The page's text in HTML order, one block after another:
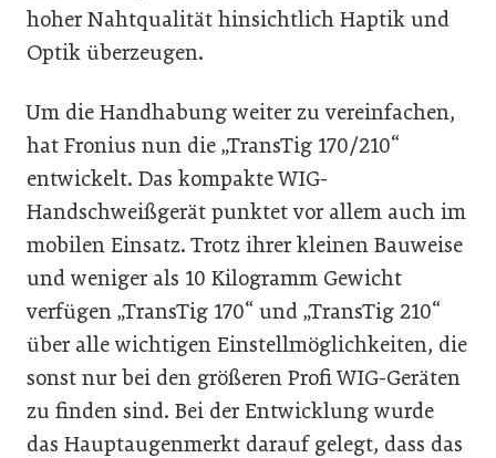
hoher Nahtqualität hinsichtlich Haptik und
Optik überzeugen.
Um die Handhabung weiter zu vereinfachen,
hat Fronius nun die „TransTig 170/210“
entwickelt. Das kompakte WIG-
Handschweißgerät punktet vor allem auch im
mobilen Einsatz. Trotz ihrer kleinen Bauweise
und weniger als 10 Kilogramm Gewicht
verfügen „TransTig 170“ und „TransTig 210“
über alle wichtigen Einstellmöglichkeiten, die
sonst nur bei den größeren Profi WIG-Geräten
zu finden sind. Bei der Entwicklung wurde
das Hauptaugenmerkt darauf gelegt, dass das